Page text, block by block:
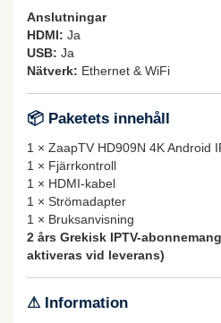
Anslutningar
HDMI: Ja
USB: Ja
Nätverk: Ethernet & WiFi
📦 Paketets innehåll
1 × ZaapTV HD909N 4K Android
1 × Fjärrkontroll
1 × HDMI-kabel
1 × Strömadapter
1 × Bruksanvisning
2 års Grekisk IPTV-
aktiveras vid leverans)
⚠ Information